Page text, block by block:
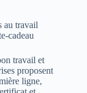
au travail
cadeau
travail et
proposent
ligne,